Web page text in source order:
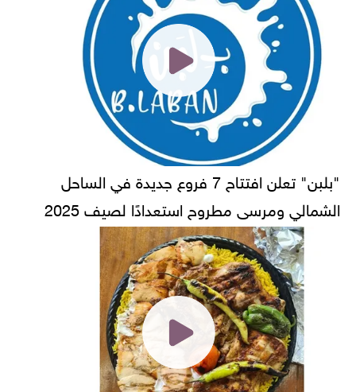
"بلبن" تعلن افتتاح 7 فروع جديدة في الساحل
الشمالي ومرسى مطروح استعدادًا لصيف 2025